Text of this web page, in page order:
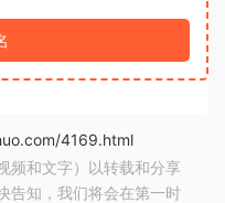
4169.html
频和文字）以转载和分享
告知，我们将会在第一时